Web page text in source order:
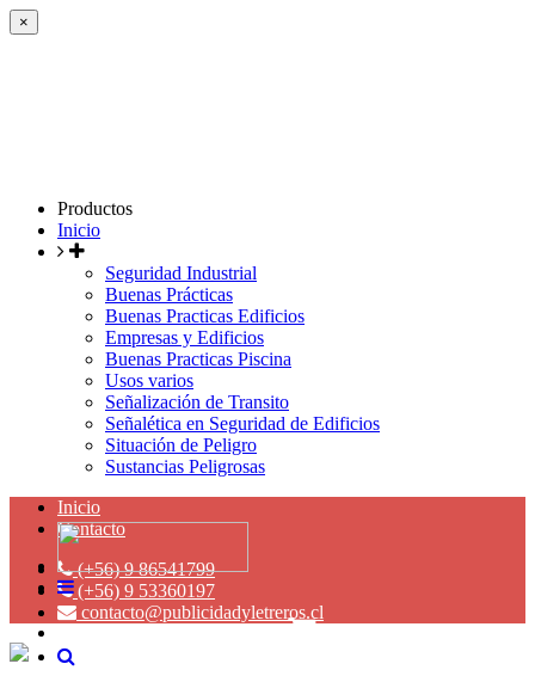
×
Productos
Inicio
Seguridad Industrial
Buenas Prácticas
Buenas Practicas Edificios
Empresas y Edificios
Buenas Practicas Piscina
Usos varios
Señalización de Transito
Señalética en Seguridad de Edificios
Situación de Peligro
Sustancias Peligrosas
Inicio
Contacto
(+56) 9 86541799
(+56) 9 53360197
contacto@publicidadyletreros.cl